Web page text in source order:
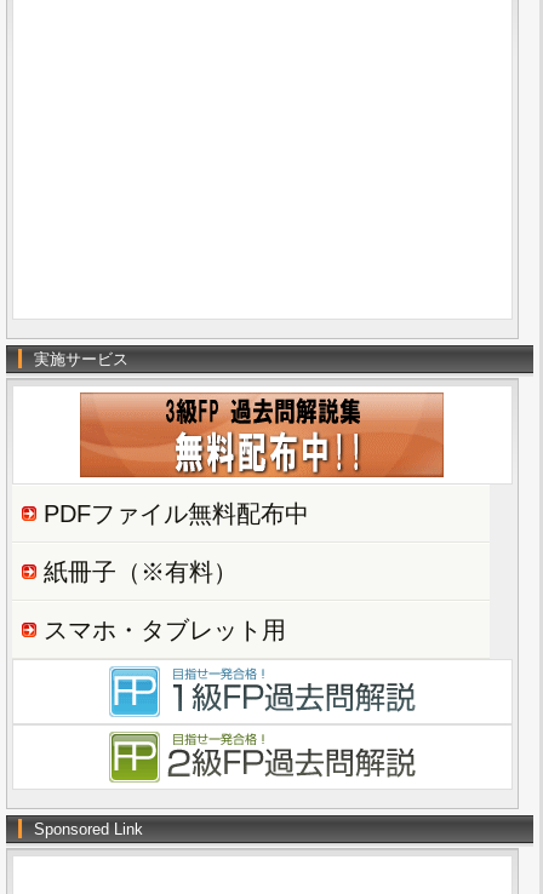
実施サービス
PDFファイル無料配布中
紙冊子（※有料）
スマホ・タブレット用
Sponsored Link